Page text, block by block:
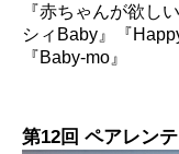
『赤ちゃんが欲し
シィBaby』『
『Baby-mo』
第12回 ペアレン